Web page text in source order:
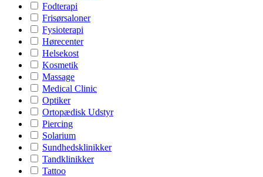
Fodterapi
Frisørsaloner
Fysioterapi
Hørecenter
Helsekost
Kosmetik
Massage
Medical Clinic
Optiker
Ortopædisk Udstyr
Piercing
Solarium
Sundhedsklinikker
Tandklinikker
Tattoo